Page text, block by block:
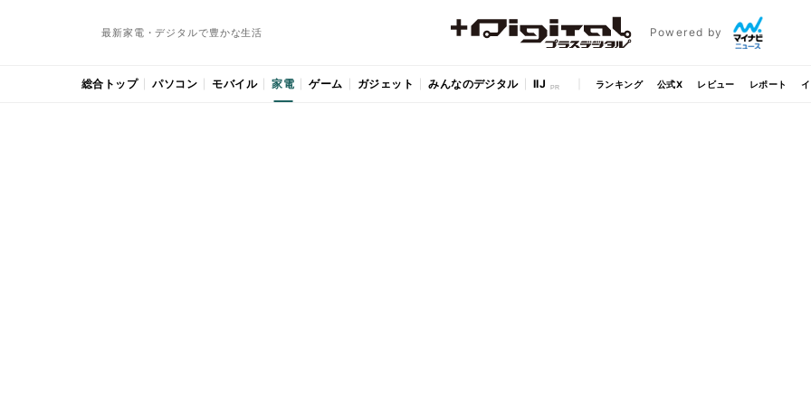
最新家電・デジタルで豊かな生活 Powered by
総合トップ パソコン モバイル 家電 ゲーム ガジェット みんなのデジタル IIJ ランキング 公式X レビュー レポート